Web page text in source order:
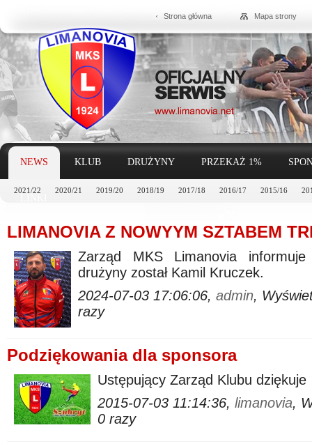
Strona główna Mapa strony
NEWS
2021/22 2020/21 2019/20 2018/19 2017/18 2016/17 2015/16
KLUB DRUŻYNY PRZEKAŻ 1%
LIMANOVIA Z NOWYYM SZTABEM
Zarząd MKS Limanovia
drużyny został Kamil Kruczek.
2024-07-03 17:06:06, admin,
razy
Podziękowania dla sponsora
Ustępujący Zarząd Klubu dziękuje
2015-07-03 11:14:36, limanovia,
0 razy